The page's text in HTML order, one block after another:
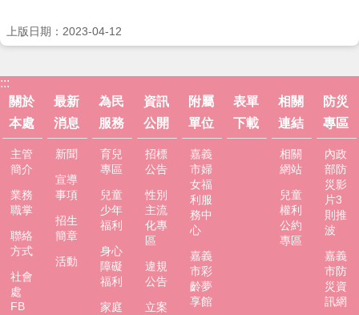
上版日期：2023-04-12
:::
關於
本處
主管
簡介
業務
職掌
聯絡
方式
社會
處
FB
最新
消息
新聞
宣導
事項
招生
簡章
活動
為民
服務
育兒
專區
兒童
少年
福利
身心
障礙
福利
家庭
資訊
公開
招標
公告
性別
主流
化專
區
違規
公告
立案
附屬
單位
嘉義
市婦
女福
利服
務中
心
嘉義
市彩
齡夢
享館
表單
下載
相關
連結
相關
網站
兒童
權利
公約
專區
防災
專區
內政
部防
災影
片3
則推
波
嘉義
市防
災資
訊網